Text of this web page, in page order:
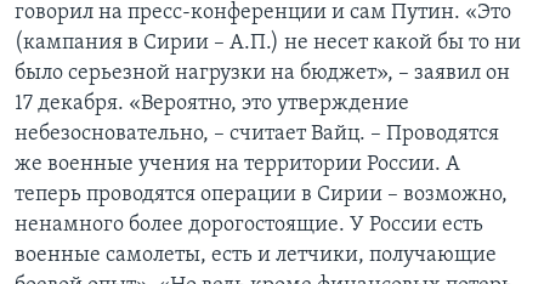
говорил на пресс-конференции и сам Путин. «Это
(кампания в Сирии – А.П.) не несет какой бы то ни
было серьезной нагрузки на бюджет», – заявил он
17 декабря. «Вероятно, это утверждение
небезосновательно, – считает Вайц. – Проводятся
же военные учения на территории России. А
теперь проводятся операции в Сирии – возможно,
ненамного более дорогостоящие. У России есть
военные самолеты, есть и летчики, получающие